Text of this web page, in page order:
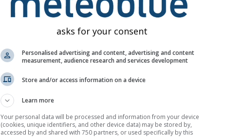
asks for your consent
Personalised advertising and content, advertising and content
measurement, audience research and services development
Store and/or access information on a device
Learn more
Your personal data will be processed and information from your device
(cookies, unique identifiers, and other device data) may be stored by,
accessed by and shared with 750 partners, or used specifically by this